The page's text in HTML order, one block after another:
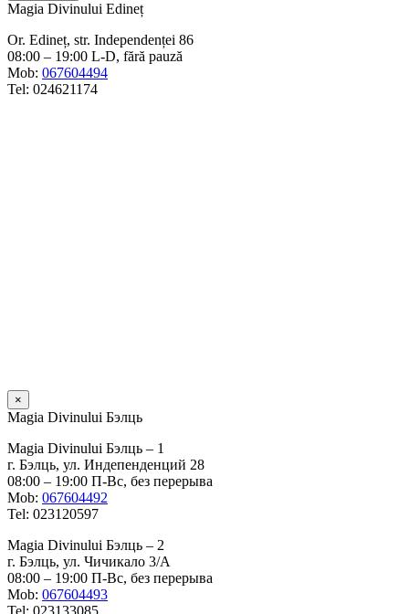
Magia Divinului Edineț
Or. Edineț, str. Independenței 86
08:00 – 19:00 L-D, fără pauză
Mob: 067604494
Tel: 024621174
×
Magia Divinului Бэлць
Magia Divinului Бэлць – 1
г. Бэлць, ул. Индепенденций 28
08:00 – 19:00 П-Вс, без перерыва
Mob: 067604492
Tel: 023120597
Magia Divinului Бэлць – 2
г. Бэлць, ул. Чичикало 3/A
08:00 – 19:00 П-Вс, без перерыва
Mob: 067604493